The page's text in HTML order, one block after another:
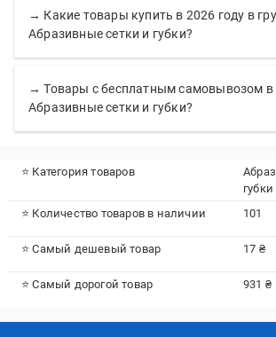
→ Какие товары купить в 2026 году в
Абразивные сетки и губки?
→ Товары с бесплатным самовывозом в
Абразивные сетки и губки?
⭐ Категория товаров
губки
⭐ Количество товаров в наличии
101
⭐ Самый дешевый товар 17 ₴
⭐ Самый дорогой товар 931 ₴